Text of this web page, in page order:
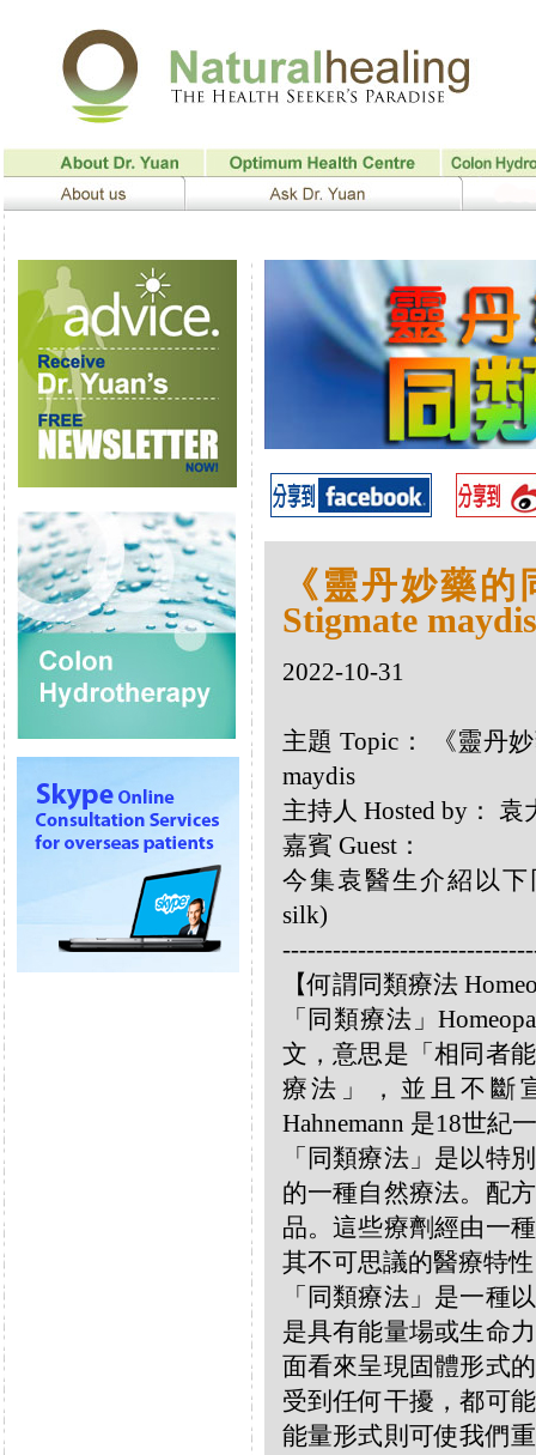
《靈丹妙藥
Stigmate maydis
2022-10-31
主題 Topic： 《靈丹
maydis
主持人 Hosted by：
嘉賓 Guest：
今集袁醫生介紹以下
silk)
【何謂同類療法
「同類療法」
文，意思是「相同者
療法」，並且不斷
Hahnemann 是18世紀
「同類療法」是以特
的一種自然療法。配
品。這些療劑經由一
其不可思議的醫療特
「同類療法」是一種
是具有能量場或生命
面看來呈現固體形式
受到任何干擾，都可
能量形式則可使我們